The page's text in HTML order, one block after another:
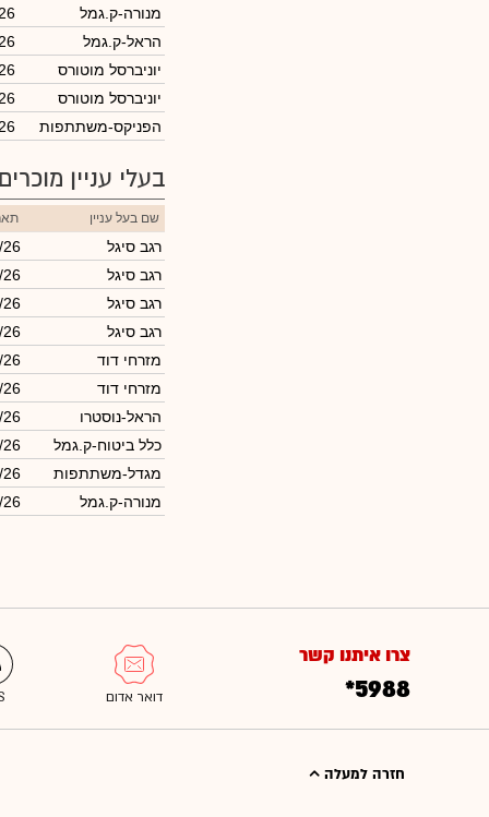
מנורה-ק.גמל
הראל-ק.גמל
יוניברסל מוטורס
יוניברסל מוטורס
הפניקס-משתתפות
בעלי עניין מוכרים
שם בעל עניין
רגב סיגל 26
רגב סיגל
26
רגב סיגל
26
רגב סיגל
26
מזרחי דוד
26
מזרחי דוד
26
הראל-נוסטרו
26
כלל ביטוח-ק.גמל
26
מגדל-משתתפות
26
מנורה-ק.גמל
26
צרו איתנו קשר
*5988
חזרה למעלה